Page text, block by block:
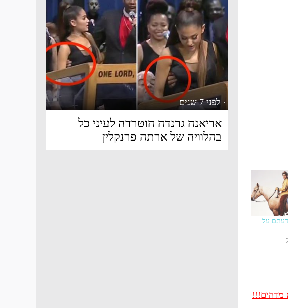
על
מדהים!!!
· לפני 7 שנים
אריאנה גרנדה הוטרדה לעיני כל
בהלוויה של ארתה פרנקלין